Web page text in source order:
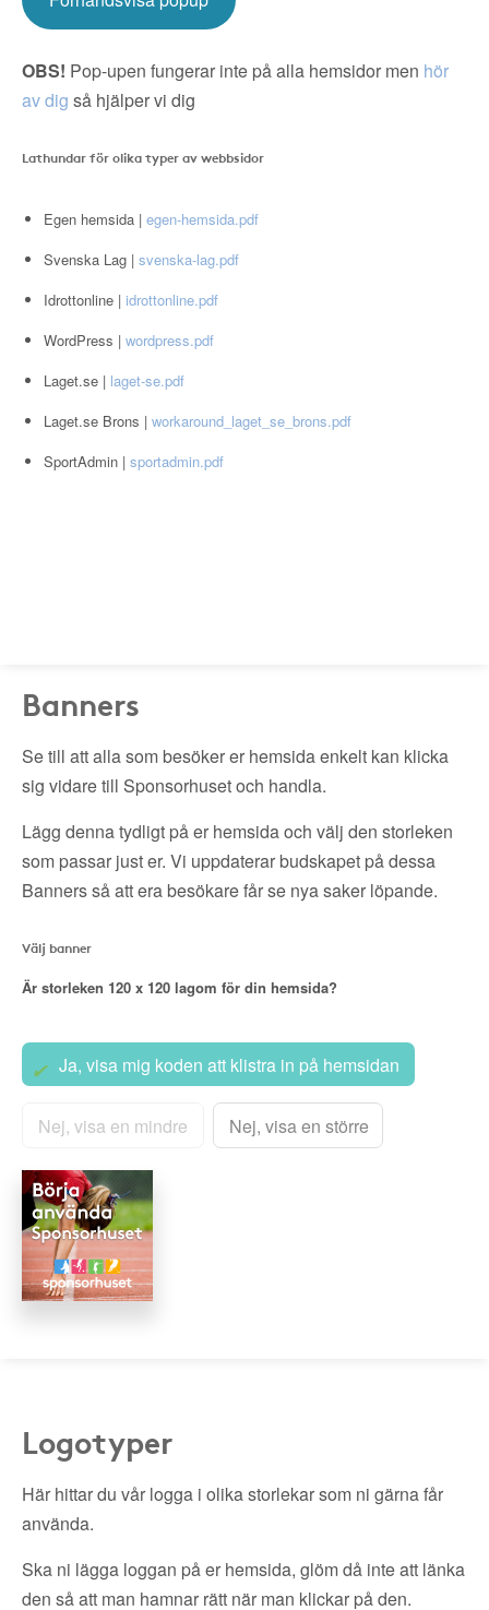
OBS! Pop-upen fungerar inte på alla hemsidor men hör
av dig så hjälper vi dig
Lathundar för olika typer av webbsidor
Egen hemsida | egen-hemsida.pdf
Svenska Lag | svenska-lag.pdf
Idrottonline | idrottonline.pdf
WordPress | wordpress.pdf
Laget.se | laget-se.pdf
Laget.se Brons | workaround_laget_se_brons.pdf
SportAdmin | sportadmin.pdf
Banners
Se till att alla som besöker er hemsida enkelt kan klicka
sig vidare till Sponsorhuset och handla.
Lägg denna tydligt på er hemsida och välj den storleken
som passar just er. Vi uppdaterar budskapet på dessa
Banners så att era besökare får se nya saker löpande.
Välj banner
Är storleken 120 x 120 lagom för din hemsida?
Ja, visa mig koden att klistra in på hemsidan
Nej, visa en mindre Nej, visa en större
Logotyper
Här hittar du vår logga i olika storlekar som ni gärna får
använda.
Ska ni lägga loggan på er hemsida, glöm då inte att länka
den så att man hamnar rätt när man klickar på den.